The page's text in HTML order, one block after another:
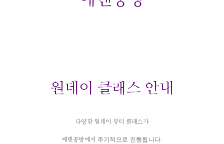
원데이 클래스 안내
다양한 원데이 뷰티 클래스가
에덴공방에서 주기적으로 진행됩니다.